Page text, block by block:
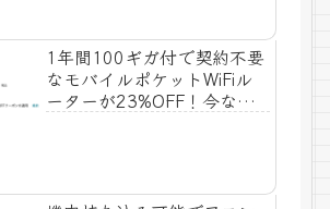
1年間100ギガ付で契約不要
なモバイルポケットWiFiル
ーターが23%OFF！今なら